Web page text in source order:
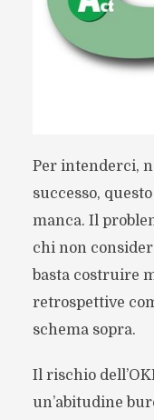
Per intenderci,
successo,
manca. Il
chi non
basta costruire
retrospettive
schema sopra.
Il rischio
un’abitudine